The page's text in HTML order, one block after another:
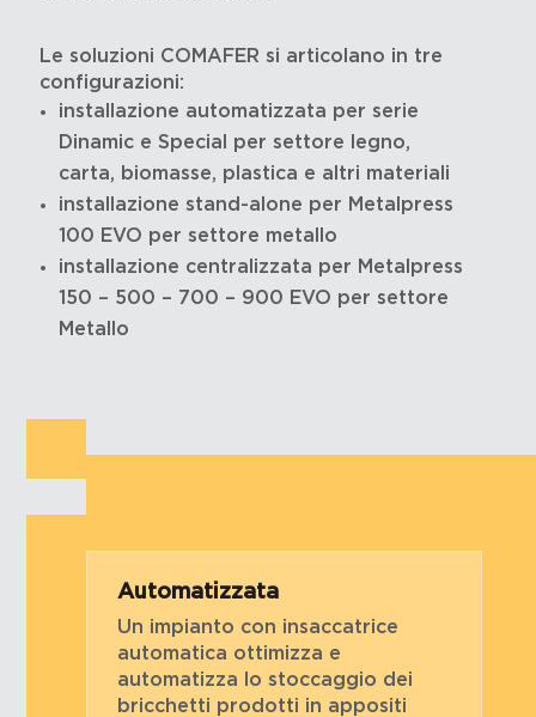
Le soluzioni COMAFER si articolano in tre
configurazioni:
installazione automatizzata per serie
Dinamic e Special per settore legno,
carta, biomasse, plastica e altri materiali
installazione stand-alone per Metalpress
100 EVO per settore metallo
installazione centralizzata per Metalpress
150 – 500 – 700 – 900 EVO per settore
Metallo
Automatizzata
Un impianto con insaccatrice
automatica ottimizza e
automatizza lo stoccaggio dei
bricchetti prodotti in appositi